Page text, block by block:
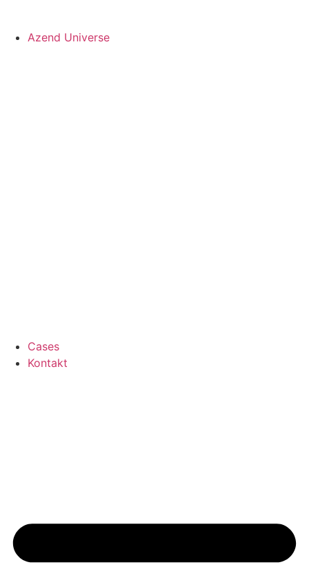
Azend Universe
Cases
Kontakt